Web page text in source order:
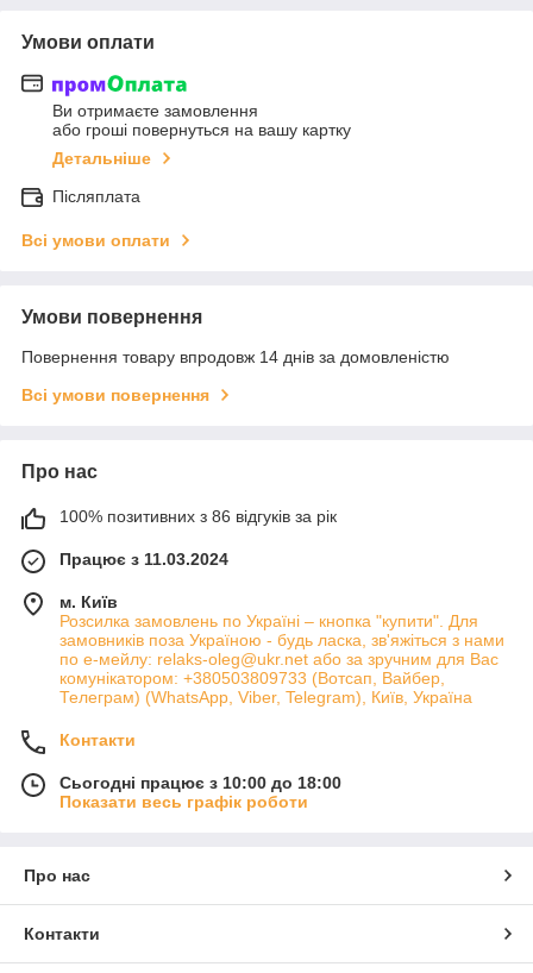
Умови оплати
Ви отримаєте замовлення
або гроші повернуться на вашу картку
Детальніше
Післяплата
Всі умови оплати
Умови повернення
Повернення товару впродовж 14 днів за домовленістю
Всі умови повернення
Про нас
100% позитивних з 86 відгуків за рік
Працює з 11.03.2024
м. Київ
Розсилка замовлень по Україні – кнопка "купити". Для
замовників поза Україною - будь ласка, зв'яжіться з нами
по е-мейлу: relaks-oleg@ukr.net або за зручним для Вас
комунікатором: +380503809733 (Вотсап, Вайбер,
Телеграм) (WhatsApp, Viber, Telegram), Київ, Україна
Контакти
Сьогодні працює з 10:00 до 18:00
Показати весь графік роботи
Про нас
Контакти